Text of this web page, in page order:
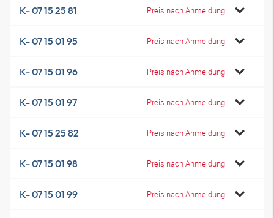
K- 07 15 25 81 Preis nach Anmeldung
K- 07 15 01 95 Preis nach Anmeldung
K- 07 15 01 96 Preis nach Anmeldung
K- 07 15 01 97 Preis nach Anmeldung
K- 07 15 25 82 Preis nach Anmeldung
K- 07 15 01 98 Preis nach Anmeldung
K- 07 15 01 99 Preis nach Anmeldung